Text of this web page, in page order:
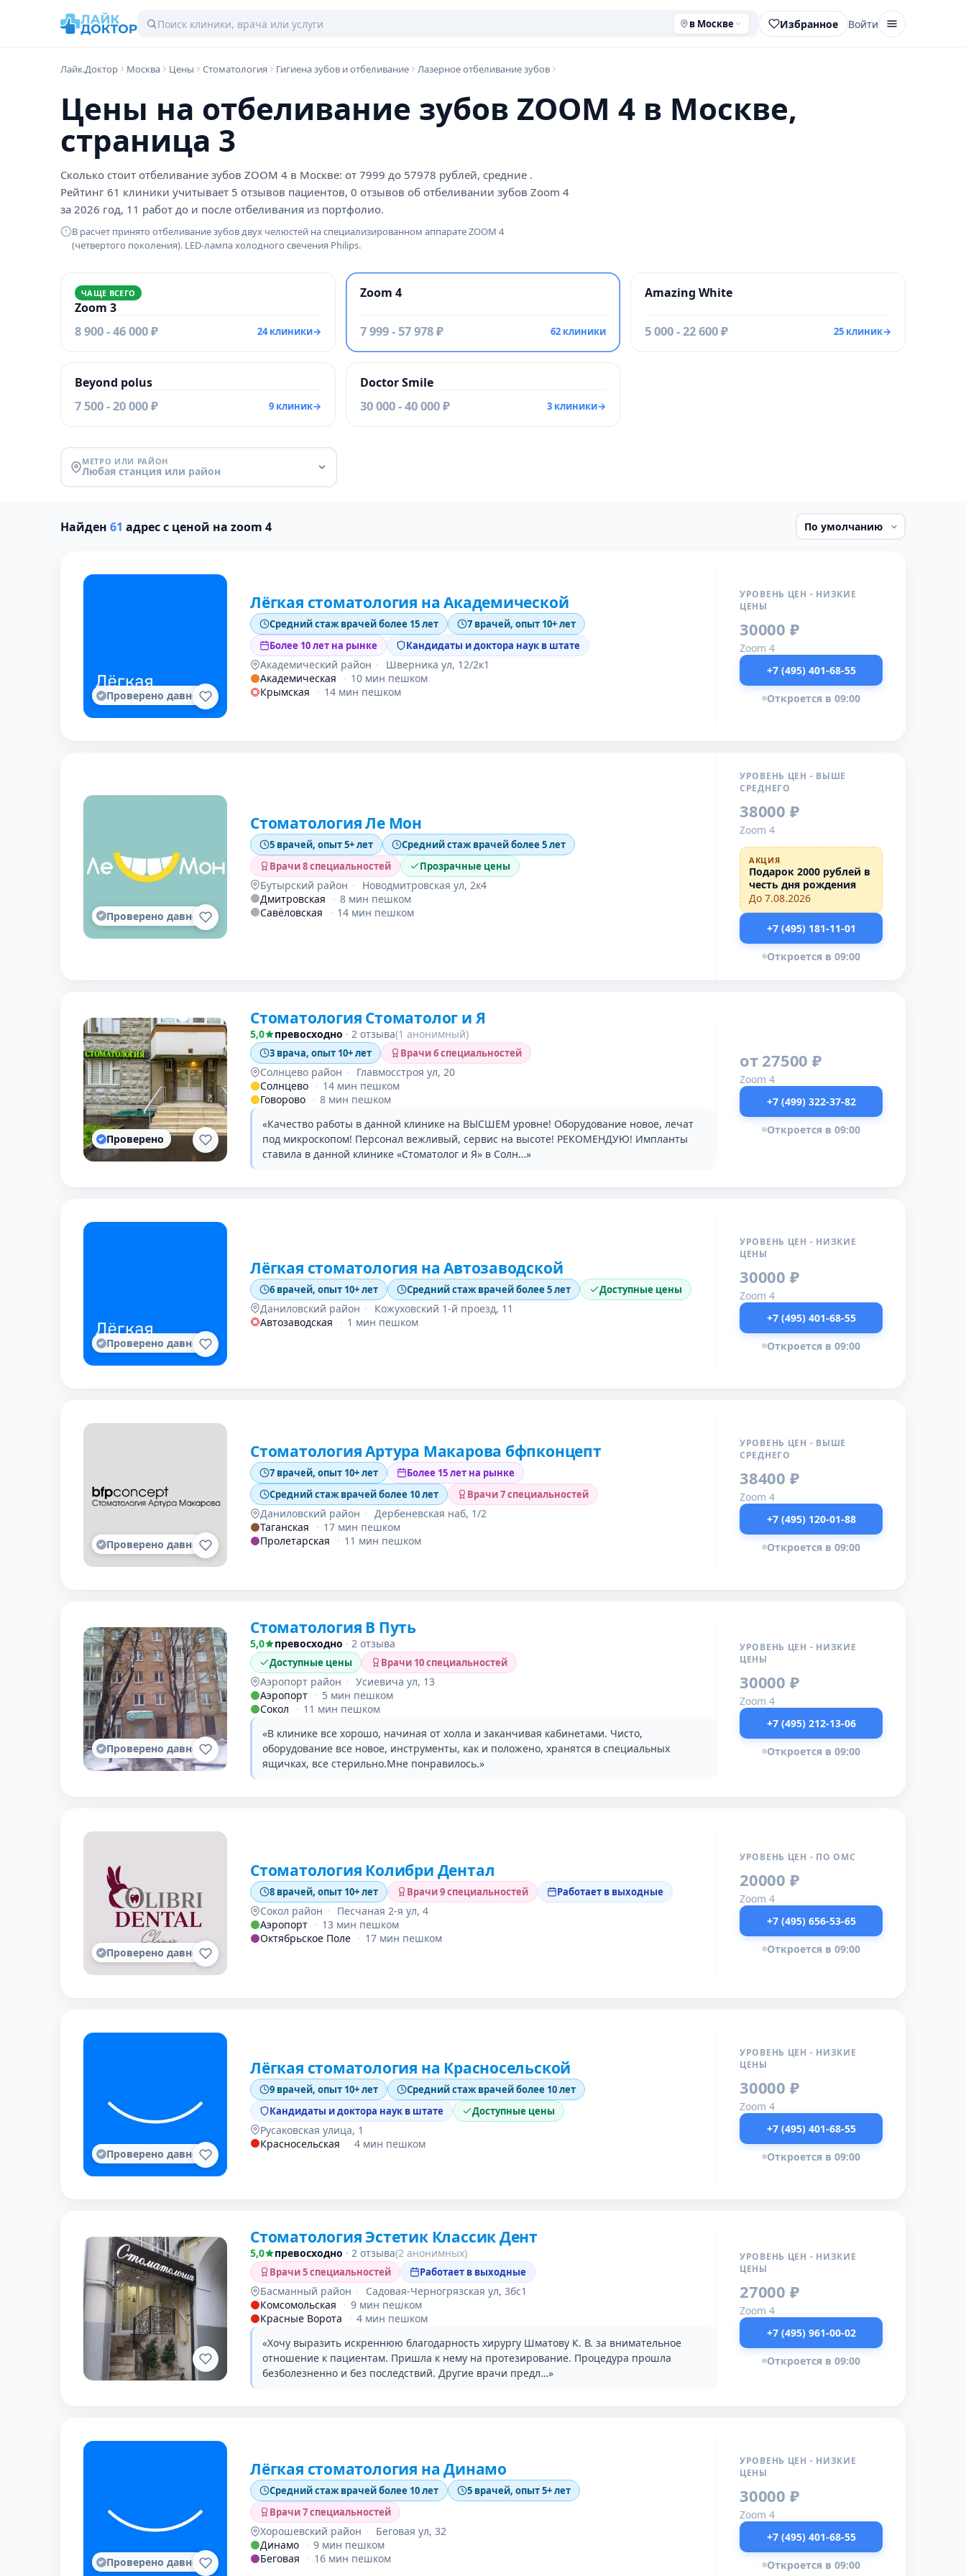
в Москве Избранное Войти
Лайк.Доктор Москва Цены Стоматология Гигиена зубов и отбеливание Лазерное отбеливание зубов
Цены на отбеливание зубов ZOOM 4 в Москве,
страница 3
Сколько стоит отбеливание зубов ZOOM 4 в Москве: от 7999 до 57978 рублей, средние .
Рейтинг 61 клиники учитывает 5 отзывов пациентов, 0 отзывов об отбеливании зубов Zoom 4
за 2026 год, 11 работ до и после отбеливания из портфолио.
В расчет принято отбеливание зубов двух челюстей на специализированном аппарате ZOOM 4
(четвертого поколения). LED-лампа холодного свечения Philips.
ЧАЩЕ ВСЕГО
Zoom 3
8 900 - 46 000 ₽ 24 клиники→
Zoom 4
7 999 - 57 978 ₽ 62 клиники
Amazing White
5 000 - 22 600 ₽ 25 клиник→
Beyond polus
7 500 - 20 000 ₽ 9 клиник→
Doctor Smile
30 000 - 40 000 ₽ 3 клиники→
МЕТРО ИЛИ РАЙОН
Любая станция или район
Найден 61 адрес с ценой на zoom 4
Проверено давно
Лёгкая стоматология на Академической
Средний стаж врачей более 15 лет
7 врачей, опыт 10+ лет
Более 10 лет на рынке
Кандидаты и доктора наук в штате
Академический район ·
Шверника ул, 12/2к1
Академическая
· 10 мин пешком
Крымская
· 14 мин пешком
УРОВЕНЬ ЦЕН - НИЗКИЕ
ЦЕНЫ
30000 ₽
Zoom 4
+7 (495) 401-68-55
Откроется в 09:00
Проверено давно
Стоматология Ле Мон
5 врачей, опыт 5+ лет
Средний стаж врачей более 5 лет
Врачи 8 специальностей
Прозрачные цены
Бутырский район ·
Новодмитровская ул, 2к4
Дмитровская
· 8 мин пешком
Савёловская
· 14 мин пешком
УРОВЕНЬ ЦЕН - ВЫШЕ
СРЕДНЕГО
38000 ₽
Zoom 4
АКЦИЯ
Подарок 2000 рублей в
честь дня рождения
До 7.08.2026
+7 (495) 181-11-01
Откроется в 09:00
Проверено
Стоматология Стоматолог и Я
5,0 превосходно · 2 отзыва(1 анонимный)
3 врача, опыт 10+ лет Врачи 6 специальностей
Солнцево район ·
Главмосстроя ул, 20
Солнцево · 14 мин пешком
Говорово · 8 мин пешком
«Качество работы в данной клинике на ВЫСШЕМ уровне! Оборудование новое, лечат
под микроскопом! Персонал вежливый, сервис на высоте! РЕКОМЕНДУЮ! Импланты
ставила в данной клинике «Стоматолог и Я» в Солн…»
от 27500 ₽
Zoom 4
+7 (499) 322-37-82
Откроется в 09:00
Проверено давно
Лёгкая стоматология на Автозаводской
6 врачей, опыт 10+ лет Средний стаж врачей более 5 лет Доступные цены
Даниловский район ·
Кожуховский 1-й проезд, 11
Автозаводская
· 1 мин пешком
УРОВЕНЬ ЦЕН - НИЗКИЕ
ЦЕНЫ
30000 ₽
Zoom 4
+7 (495) 401-68-55
Откроется в 09:00
Проверено давно
Стоматология Артура Макарова бфпконцепт
7 врачей, опыт 10+ лет
Более 15 лет на рынке
Средний стаж врачей более 10 лет
Врачи 7 специальностей
Даниловский район · Дербеневская наб, 1/2
Таганская
· 17 мин пешком
Пролетарская
· 11 мин пешком
УРОВЕНЬ ЦЕН - ВЫШЕ
СРЕДНЕГО
38400 ₽
Zoom 4
+7 (495) 120-01-88
Откроется в 09:00
Проверено давно
Стоматология В Путь
5,0 превосходно · 2 отзыва
Доступные цены Врачи 10 специальностей
Аэропорт район · Усиевича ул, 13
Аэропорт · 5 мин пешком
Сокол
· 11 мин пешком
«В клинике все хорошо, начиная от холла и заканчивая кабинетами. Чисто,
оборудование все новое, инструменты, как и положено, хранятся в специальных
ящичках, все стерильно.Мне понравилось.»
УРОВЕНЬ ЦЕН - НИЗКИЕ
ЦЕНЫ
30000 ₽
Zoom 4
+7 (495) 212-13-06
Откроется в 09:00
Проверено давно
Стоматология Колибри Дентал
8 врачей, опыт 10+ лет Врачи 9 специальностей Работает в выходные
Сокол район ·
Песчаная 2-я ул, 4
Аэропорт · 13 мин пешком
Октябрьское Поле · 17 мин пешком
УРОВЕНЬ ЦЕН - ПО ОМС
20000 ₽
Zoom 4
+7 (495) 656-53-65
Откроется в 09:00
Проверено давно
Лёгкая стоматология на Красносельской
9 врачей, опыт 10+ лет
Средний стаж врачей более 10 лет
Кандидаты и доктора наук в штате
Доступные цены
Русаковская улица, 1
Красносельская
· 4 мин пешком
УРОВЕНЬ ЦЕН - НИЗКИЕ
ЦЕНЫ
30000 ₽
Zoom 4
+7 (495) 401-68-55
Откроется в 09:00
Стоматология Эстетик Классик Дент
5,0 превосходно · 2 отзыва(2 анонимных)
Врачи 5 специальностей Работает в выходные
Басманный район ·
Садовая-Черногрязская ул, 3бс1
Комсомольская
· 9 мин пешком
Красные Ворота
· 4 мин пешком
«Хочу выразить искреннюю благодарность хирургу Шматову К. В. за внимательное
отношение к пациентам. Пришла к нему на протезирование. Процедура прошла
безболезненно и без последствий. Другие врачи предл…»
УРОВЕНЬ ЦЕН - НИЗКИЕ
ЦЕНЫ
27000 ₽
Zoom 4
+7 (495) 961-00-02
Откроется в 09:00
Проверено давно
Лёгкая стоматология на Динамо
Средний стаж врачей более 10 лет
5 врачей, опыт 5+ лет
Врачи 7 специальностей
Хорошевский район ·
Беговая ул, 32
Динамо · 9 мин пешком
Беговая
· 16 мин пешком
УРОВЕНЬ ЦЕН - НИЗКИЕ
ЦЕНЫ
30000 ₽
Zoom 4
+7 (495) 401-68-55
Откроется в 09:00